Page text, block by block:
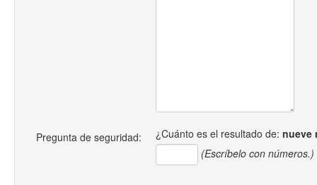
Pregunta de seguridad: ¿Cuánto es el resultado de: nueve
(Escríbelo con números.)